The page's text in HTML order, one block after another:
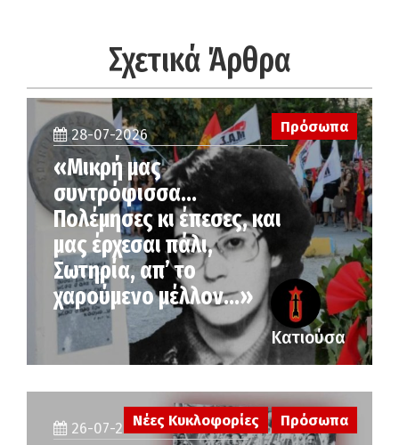
Σχετικά Άρθρα
Πρόσωπα
28-07-2026
«Μικρή μας
συντρόφισσα…
Πολέμησες κι έπεσες, και
μας έρχεσαι πάλι,
Σωτηρία, απ’ το
χαρούμενο μέλλον…»
Κατιούσα
26-07-2026
Νέες Κυκλοφορίες Πρόσωπα